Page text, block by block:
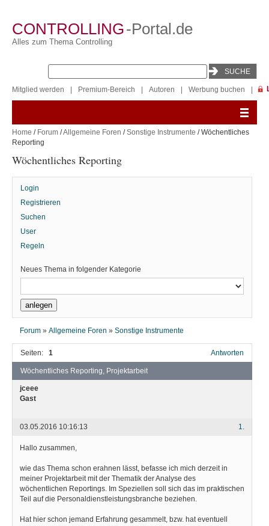
CONTROLLING-Portal.de
Alles zum Thema Controlling
Mitglied werden Premium-Bereich Autoren Werbung buchen
Home / Forum /Allgemeine Foren /Sonstige Instrumente / Wöchentliches
Reporting
Wöchentliches Reporting
Login
Registrieren
Suchen
User
Regeln
Neues Thema in folgender Kategorie
Forum »Allgemeine Foren »Sonstige Instrumente
Seiten: 1 Antworten
Wöchentliches Reporting, Projektarbeit
jceee
Gast
1.
03.05.2016 10:16:13
Hallo zusammen,
wie das Thema schon erahnen lässt, befasse ich mich derzeit in
meiner Projektarbeit mit der Thematik der Analyse des
wöchentlichen Reportings. Im Speziellen soll sich das im praktischen
Teil auf die Personaldienstleistungsbranche beziehen.
Hat hier schon jemand Erfahrung gesammelt, bzw. hat eventuell